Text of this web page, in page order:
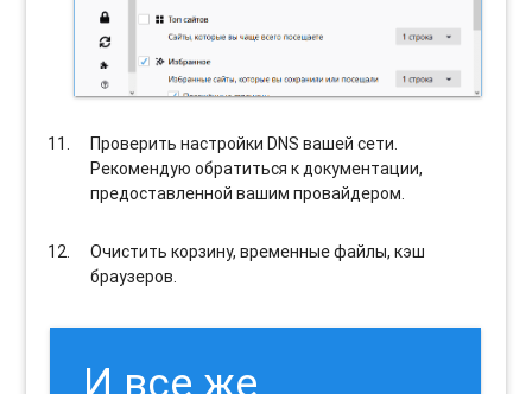
Проверить настройки DNS вашей сети.
Рекомендую обратиться к документации,
предоставленной вашим провайдером.
Очистить корзину, временные файлы, кэш
браузеров.
И все же